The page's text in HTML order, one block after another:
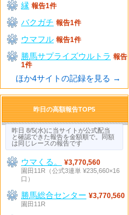
縁 報告1件
バクガチ 報告1件
ウマフル 報告1件
勝馬サプライズウルトラ 報告
1件
ほか4サイトの記録を見る →
昨日の高額報告TOP5
昨日 8/5(水)に当サイトが公式配当
と確認できた報告を金額順で。同額
は同じレースの報告です
ウマくる。
¥3,770,560
園田11R（公式3連単 ¥235,660×16
口）
勝馬総合センター ¥3,770,560
園田11R